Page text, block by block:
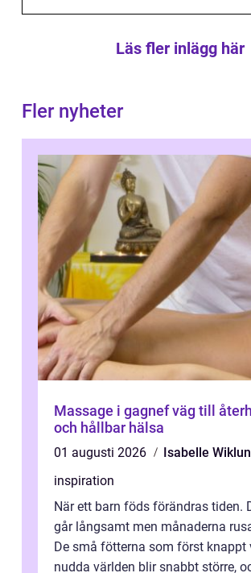
Läs fler inlägg här
Fler nyheter
Massage i gagnef väg till återhämtning
och hållbar hälsa
01 augusti 2026
Isabelle
inspiration
När ett barn föds förändras tiden.
går långsamt men månaderna
De små fötterna som först knappt
nudda världen blir snabbt större,